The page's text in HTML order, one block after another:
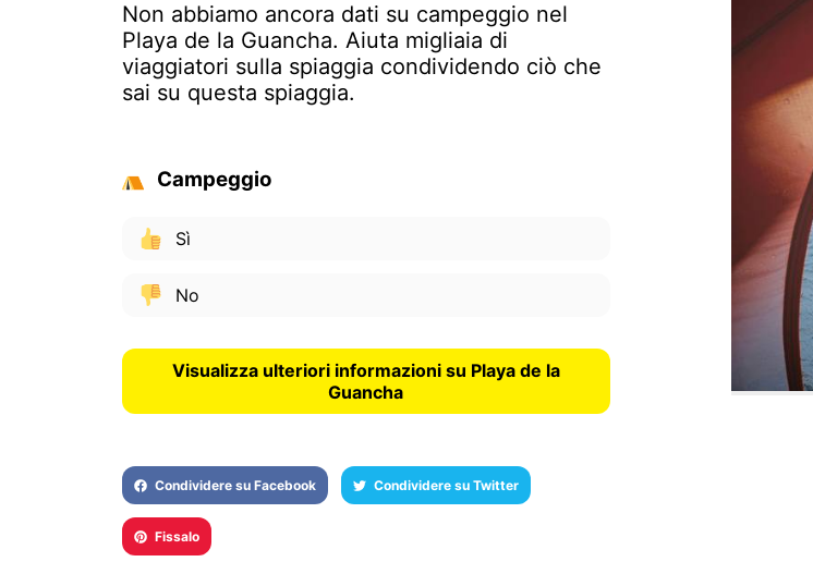
Non abbiamo ancora dati su campeggio nel
Playa de la Guancha. Aiuta migliaia di
viaggiatori sulla spiaggia condividendo ciò che
sai su questa spiaggia.
Campeggio
Sì
No
Visualizza ulteriori informazioni su Playa de la
Guancha
Condividere su Facebook Condividere su Twitter
Fissalo